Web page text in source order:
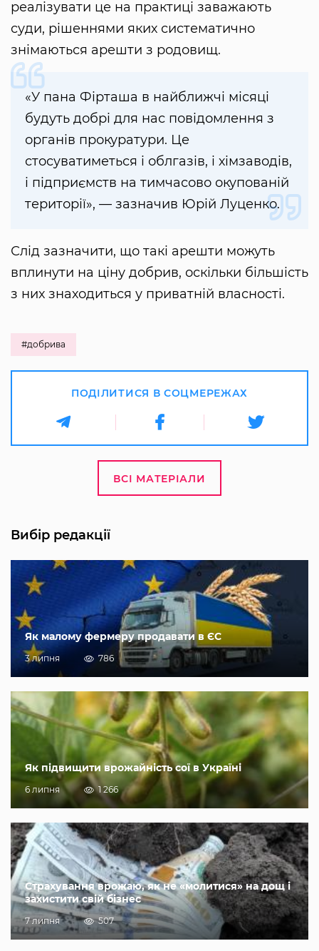
реалізувати це на практиці заважають
суди, рішеннями яких систематично
знімаються арешти з родовищ.
«У пана Фірташа в найближчі місяці
будуть добрі для нас повідомлення з
органів прокуратури. Це
стосуватиметься і облгазів, і хімзаводів,
і підприємств на тимчасово окупованій
території», — зазначив Юрій Луценко.
Слід зазначити, що такі арешти можуть
вплинути на ціну добрив, оскільки більшість
з них знаходиться у приватній власності.
#добрива
ПОДІЛИТИСЯ В СОЦМЕРЕЖАХ
ВСІ МАТЕРІАЛИ
Вибір редакції
Як малому фермеру продавати в ЄС
3 липня 786
Як підвищити врожайність сої в Україні
6 липня 1 266
Страхування врожаю, як не «молитися» на дощ і
захистити свій бізнес
7 липня 507